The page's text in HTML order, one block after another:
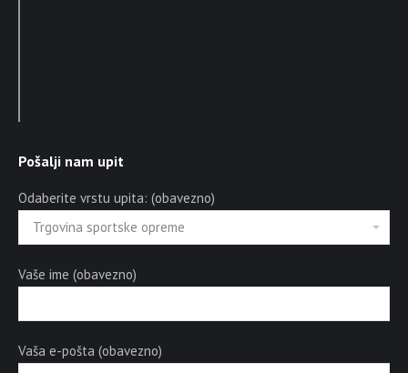
Pošalji nam upit
Odaberite vrstu upita: (obavezno)
Vaše ime (obavezno)
Vaša e-pošta (obavezno)